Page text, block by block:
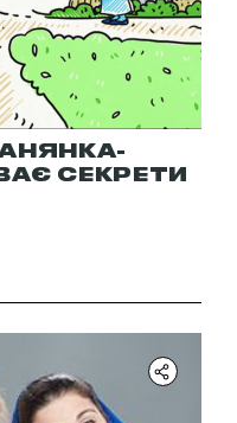
СЕКРЕТИ